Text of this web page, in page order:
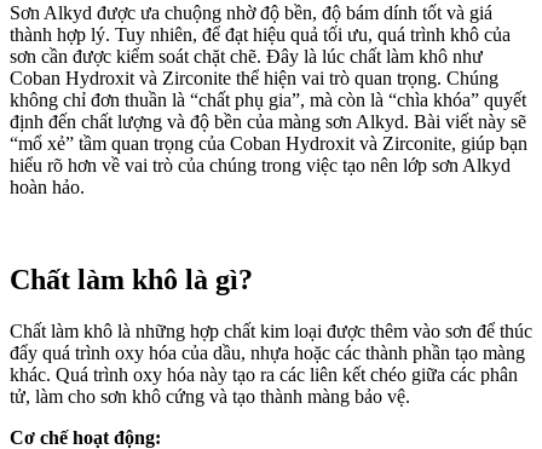
Sơn Alkyd được ưa chuộng nhờ độ bền, độ bám dính tốt và giá
thành hợp lý. Tuy nhiên, để đạt hiệu quả tối ưu, quá trình khô của
sơn cần được kiểm soát chặt chẽ. Đây là lúc chất làm khô như
Coban Hydroxit và Zirconite thể hiện vai trò quan trọng. Chúng
không chỉ đơn thuần là “chất phụ gia”, mà còn là “chìa khóa” quyết
định đến chất lượng và độ bền của màng sơn Alkyd. Bài viết này sẽ
“mổ xẻ” tầm quan trọng của Coban Hydroxit và Zirconite, giúp bạn
hiểu rõ hơn về vai trò của chúng trong việc tạo nên lớp sơn Alkyd
hoàn hảo.
Chất làm khô là gì?
Chất làm khô là những hợp chất kim loại được thêm vào sơn để thúc
đẩy quá trình oxy hóa của dầu, nhựa hoặc các thành phần tạo màng
khác. Quá trình oxy hóa này tạo ra các liên kết chéo giữa các phân
tử, làm cho sơn khô cứng và tạo thành màng bảo vệ.
Cơ chế hoạt động: